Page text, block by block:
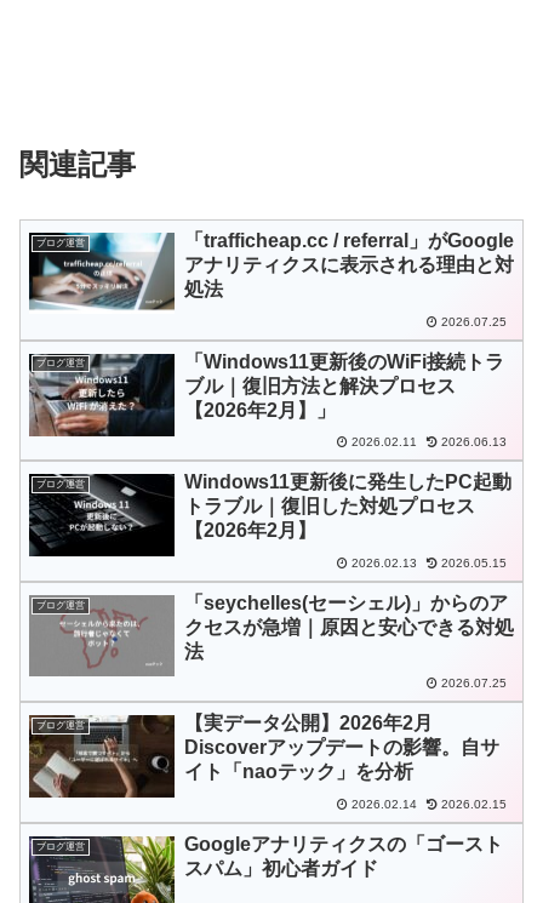
関連記事
ブログ運営
「trafficheap.cc / referral」がGoogle
アナリティクスに表示される理由と対
処法
2026.07.25
ブログ運営
「Windows11更新後のWiFi接続トラ
ブル｜復旧方法と解決プロセス
【2026年2月】」
2026.02.11 2026.06.13
ブログ運営
Windows11更新後に発生したPC起動
トラブル｜復旧した対処プロセス
【2026年2月】
2026.02.13 2026.05.15
ブログ運営
「seychelles(セーシェル)」からのア
クセスが急増｜原因と安心できる対処
法
2026.07.25
ブログ運営
【実データ公開】2026年2月
Discoverアップデートの影響。自サ
イト「naoテック」を分析
2026.02.14 2026.02.15
ブログ運営
Googleアナリティクスの「ゴースト
スパム」初心者ガイド